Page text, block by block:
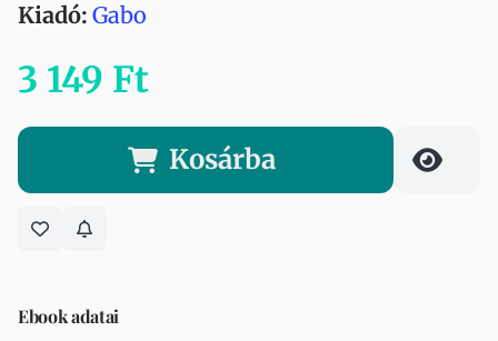
Kiadó: Gabo
3 149 Ft
Kosárba
Ebook adatai